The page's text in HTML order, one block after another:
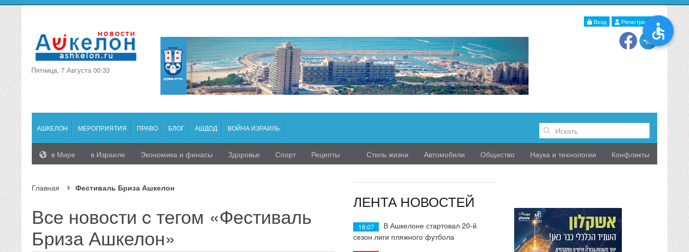
Вход Регистрация
Пятница, 7 Августа 00:33
АШКЕЛОН МЕРОПРИЯТИЯ ПРАВО БЛОГ АШДОД ВОЙНА ИЗРАИЛЬ
в Мире в Израиле Экономика и финасы Здоровье Спорт Рецепты Стиль жизни Автомобили Общество Наука и технологии Конфликты
Главная Фестиваль Бриза Ашкелон
Все новости c тегом «Фестиваль
Бриза Ашкелон»
ЛЕНТА НОВОСТЕЙ
18:07
В Ашкелоне стартовал 20-й
сезон лиги пляжного футбола